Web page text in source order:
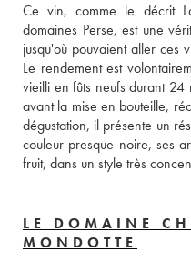
Ce vin, comme le décrit
domaines Perse, est une
jusqu'où pouvaient aller ces
Le rendement est
vieilli en fûts neufs durant 24
avant la mise en bouteille,
dégustation, il présente un
couleur presque noire, ses
fruit, dans un style très
LE DOMAINE
MONDOTTE